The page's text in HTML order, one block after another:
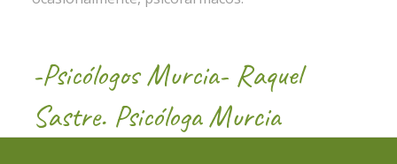
-Psicólogos Murcia- Raquel
Sastre. Psicóloga Murcia